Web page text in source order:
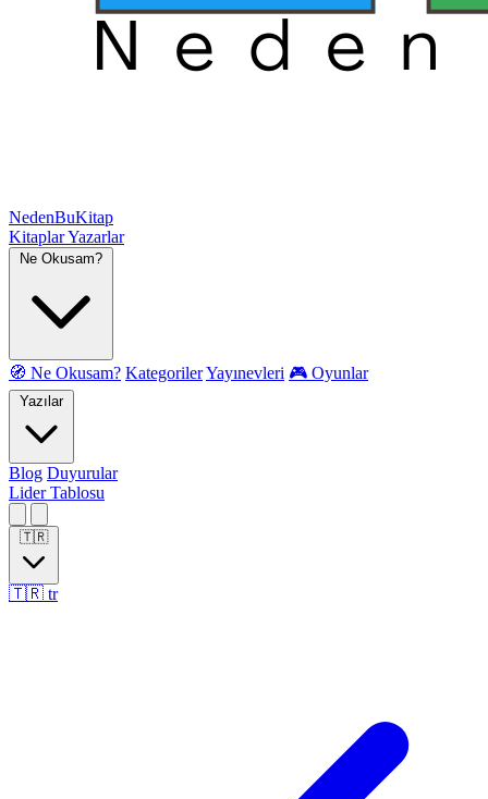
NedenBuKitap
KitaplarYazarlar
Ne Okusam?
🧭 Ne Okusam? KategorilerYayınevleri 🎮 Oyunlar
Yazılar
Blog Duyurular
Lider Tablosu
🇹🇷
🇹🇷 tr